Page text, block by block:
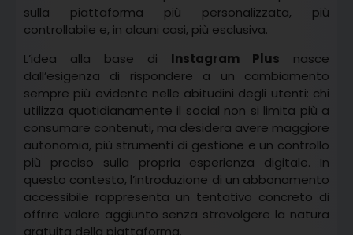
sulla piattaforma più personalizzata, più
controllabile e, in alcuni casi, più esclusiva.
L’idea alla base di Instagram Plus nasce
dall’esigenza di rispondere a un cambiamento
sempre più evidente nelle abitudini degli utenti: chi
utilizza quotidianamente il social non si limita più a
consumare contenuti, ma desidera avere maggiore
autonomia, più strumenti di gestione e un controllo
più preciso sulla propria esperienza digitale. In
questo contesto, l’introduzione di un abbonamento
accessibile rappresenta un tentativo concreto di
offrire valore aggiunto senza stravolgere la natura
gratuita della piattaforma.